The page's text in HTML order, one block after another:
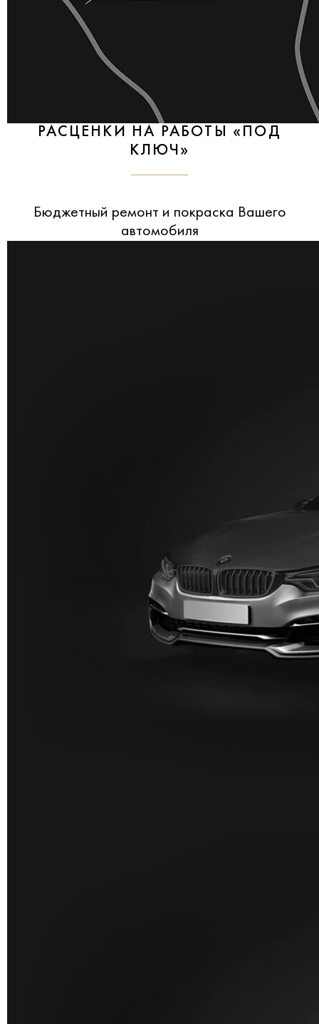
РАСЦЕНКИ НА РАБОТЫ «ПОД
КЛЮЧ»
Бюджетный ремонт и покраска Вашего
автомобиля